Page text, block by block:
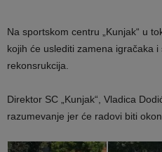
Na sportskom centru „Kunjak“ u
kojih će uslediti zamena igračaka
rekonsrukcija.
Direktor SC „Kunjak“, Vladica
razumevanje jer će radovi biti